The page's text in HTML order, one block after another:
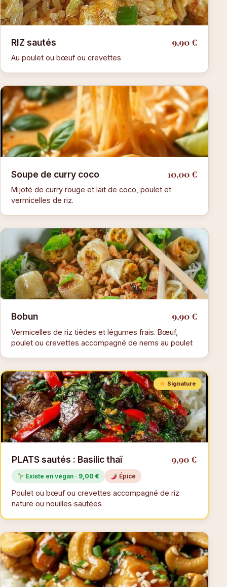
RIZ sautés 9,90 €
Au poulet ou bœuf ou crevettes
Soupe de curry coco 10,00 €
Mijoté de curry rouge et lait de coco, poulet et
vermicelles de riz.
Bobun 9,90 €
Vermicelles de riz tièdes et légumes frais. Bœuf,
poulet ou crevettes accompagné de nems au poulet
Signature
PLATS sautés : Basilic thaï 9,90 €
Existe en végan · 9,00 € Épicé
Poulet ou bœuf ou crevettes accompagné de riz
nature ou nouilles sautées